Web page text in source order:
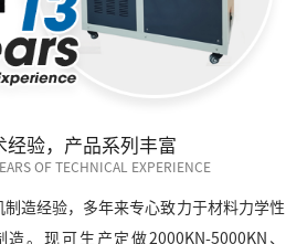
经验，产品系列丰富
OF TECHNICAL EXPERIENCE
制造经验，多年来专心致力于材料力学性
。现可生产定做2000KN-5000KN、